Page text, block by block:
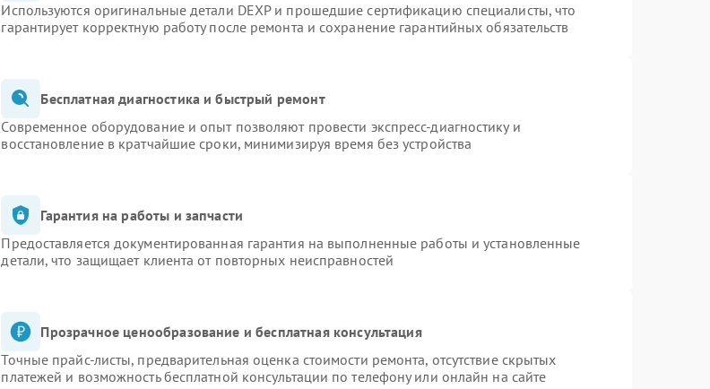
Используются оригинальные детали DEXP и прошедшие сертификацию специалисты, что
гарантирует корректную работу после ремонта и сохранение гарантийных обязательств
Бесплатная диагностика и быстрый ремонт
Современное оборудование и опыт позволяют провести экспресс-диагностику и
восстановление в кратчайшие сроки, минимизируя время без устройства
Гарантия на работы и запчасти
Предоставляется документированная гарантия на выполненные работы и установленные
детали, что защищает клиента от повторных неисправностей
Прозрачное ценообразование и бесплатная консультация
Точные прайс-листы, предварительная оценка стоимости ремонта, отсутствие скрытых
платежей и возможность бесплатной консультации по телефону или онлайн на сайте